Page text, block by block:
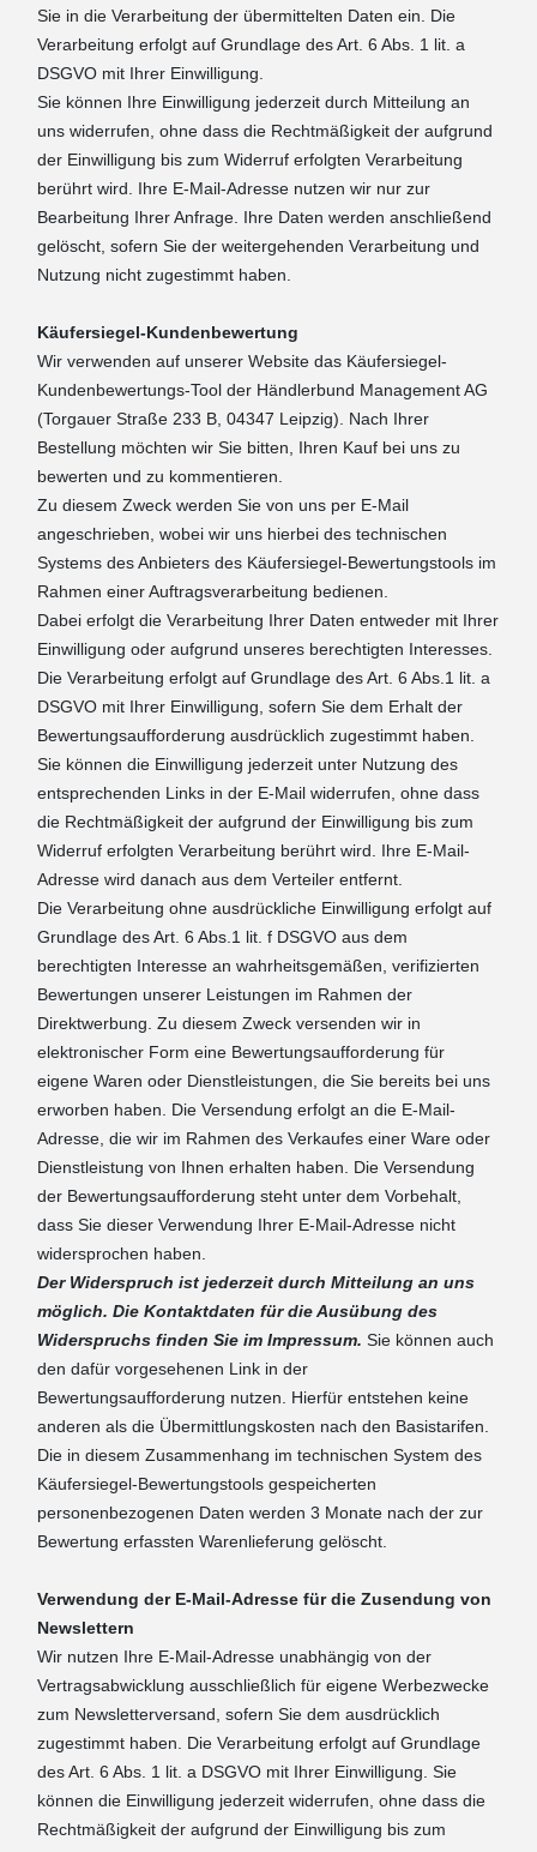
Sie in die Verarbeitung der übermittelten Daten ein. Die
Verarbeitung erfolgt auf Grundlage des Art. 6 Abs. 1 lit. a
DSGVO mit Ihrer Einwilligung.
Sie können Ihre Einwilligung jederzeit durch Mitteilung an
uns widerrufen, ohne dass die Rechtmäßigkeit der aufgrund
der Einwilligung bis zum Widerruf erfolgten Verarbeitung
berührt wird. Ihre E-Mail-Adresse nutzen wir nur zur
Bearbeitung Ihrer Anfrage. Ihre Daten werden anschließend
gelöscht, sofern Sie der weitergehenden Verarbeitung und
Nutzung nicht zugestimmt haben.
Käufersiegel-Kundenbewertung
Wir verwenden auf unserer Website das Käufersiegel-
Kundenbewertungs-Tool der Händlerbund Management AG
(Torgauer Straße 233 B, 04347 Leipzig). Nach Ihrer
Bestellung möchten wir Sie bitten, Ihren Kauf bei uns zu
bewerten und zu kommentieren.
Zu diesem Zweck werden Sie von uns per E-Mail
angeschrieben, wobei wir uns hierbei des technischen
Systems des Anbieters des Käufersiegel-Bewertungstools im
Rahmen einer Auftragsverarbeitung bedienen.
Dabei erfolgt die Verarbeitung Ihrer Daten entweder mit Ihrer
Einwilligung oder aufgrund unseres berechtigten Interesses.
Die Verarbeitung erfolgt auf Grundlage des Art. 6 Abs.1 lit. a
DSGVO mit Ihrer Einwilligung, sofern Sie dem Erhalt der
Bewertungsaufforderung ausdrücklich zugestimmt haben.
Sie können die Einwilligung jederzeit unter Nutzung des
entsprechenden Links in der E-Mail widerrufen, ohne dass
die Rechtmäßigkeit der aufgrund der Einwilligung bis zum
Widerruf erfolgten Verarbeitung berührt wird. Ihre E-Mail-
Adresse wird danach aus dem Verteiler entfernt.
Die Verarbeitung ohne ausdrückliche Einwilligung erfolgt auf
Grundlage des Art. 6 Abs.1 lit. f DSGVO aus dem
berechtigten Interesse an wahrheitsgemäßen, verifizierten
Bewertungen unserer Leistungen im Rahmen der
Direktwerbung. Zu diesem Zweck versenden wir in
elektronischer Form eine Bewertungsaufforderung für
eigene Waren oder Dienstleistungen, die Sie bereits bei uns
erworben haben. Die Versendung erfolgt an die E-Mail-
Adresse, die wir im Rahmen des Verkaufes einer Ware oder
Dienstleistung von Ihnen erhalten haben. Die Versendung
der Bewertungsaufforderung steht unter dem Vorbehalt,
dass Sie dieser Verwendung Ihrer E-Mail-Adresse nicht
widersprochen haben.
Der Widerspruch ist jederzeit durch Mitteilung an uns
möglich. Die Kontaktdaten für die Ausübung des
Widerspruchs finden Sie im Impressum. Sie können auch
den dafür vorgesehenen Link in der
Bewertungsaufforderung nutzen. Hierfür entstehen keine
anderen als die Übermittlungskosten nach den Basistarifen.
Die in diesem Zusammenhang im technischen System des
Käufersiegel-Bewertungstools gespeicherten
personenbezogenen Daten werden 3 Monate nach der zur
Bewertung erfassten Warenlieferung gelöscht.
Verwendung der E-Mail-Adresse für die Zusendung von
Newslettern
Wir nutzen Ihre E-Mail-Adresse unabhängig von der
Vertragsabwicklung ausschließlich für eigene Werbezwecke
zum Newsletterversand, sofern Sie dem ausdrücklich
zugestimmt haben. Die Verarbeitung erfolgt auf Grundlage
des Art. 6 Abs. 1 lit. a DSGVO mit Ihrer Einwilligung. Sie
können die Einwilligung jederzeit widerrufen, ohne dass die
Rechtmäßigkeit der aufgrund der Einwilligung bis zum